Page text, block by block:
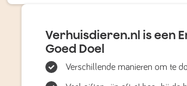
Verhuisdieren.nl is een
Goed Doel
Verschillende manieren om te